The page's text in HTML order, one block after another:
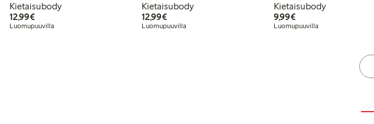
Kietaisubody
12,99€12,99 €
Luomupuuvilla
Kietaisubody
12,99€12,99 €
Luomupuuvilla
Kietaisubody
9,99€9,99 €
Luomupuuvilla